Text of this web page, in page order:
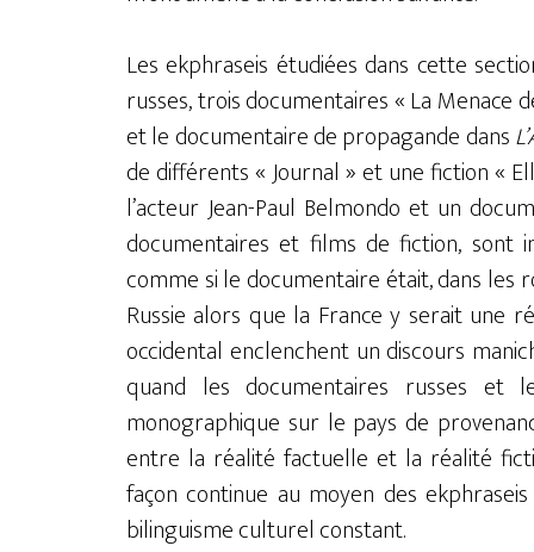
Les ekphraseis étudiées dans cette
russes, trois documentaires « La Menace
et le documentaire de propagande dans
de différents « Journal » et une fiction «
l’acteur Jean-Paul Belmondo et un
documentaires et films de fiction, sont
comme si le documentaire était, dans
Russie alors que la France y serait une
occidental enclenchent un discours
quand les documentaires russes et
monographique sur le pays de
entre la réalité factuelle et la réalité
façon continue au moyen des
bilinguisme culturel constant.